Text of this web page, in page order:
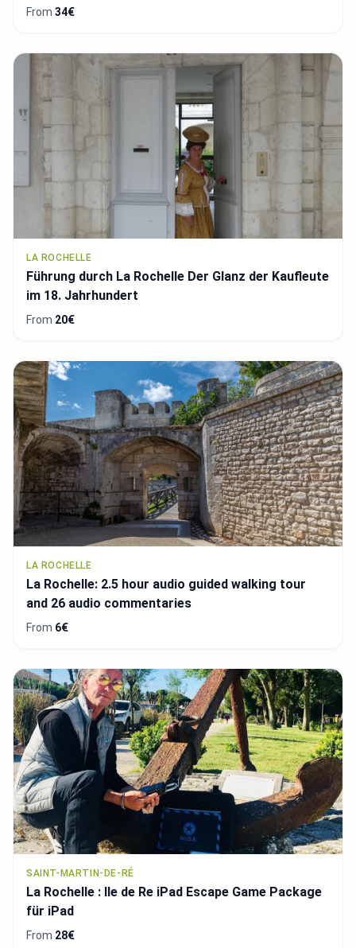
From 34€
LA ROCHELLE
Führung durch La Rochelle Der Glanz der Kaufleute
im 18. Jahrhundert
From 20€
LA ROCHELLE
La Rochelle: 2.5 hour audio guided walking tour
and 26 audio commentaries
From 6€
SAINT-MARTIN-DE-RÉ
La Rochelle : Ile de Re iPad Escape Game Package
für iPad
From 28€